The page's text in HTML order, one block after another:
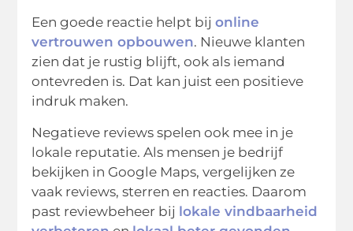
Een goede reactie helpt bijonline
vertrouwen opbouwen. Nieuwe klanten
zien dat je rustig blijft, ook als iemand
ontevreden is. Dat kan juist een positieve
indruk maken.
Negatieve reviews spelen ook mee in je
lokale reputatie. Als mensen je bedrijf
bekijken in Google Maps, vergelijken ze
vaak reviews, sterren en reacties. Daarom
past reviewbeheer bij lokale vindbaarheid